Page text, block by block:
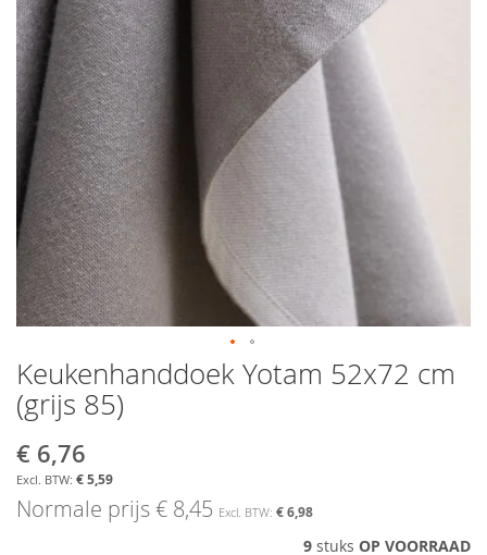
Ga
naar
het
van
de
afbeeldingen-
gallerij
Keukenhanddoek Yotam 52x72 cm
(grijs 85)
Aanbiedingsprijs
€ 6,76
€ 5,59
Normale prijs€ 8,45 € 6,98
9 stuks OP VOORRAAD